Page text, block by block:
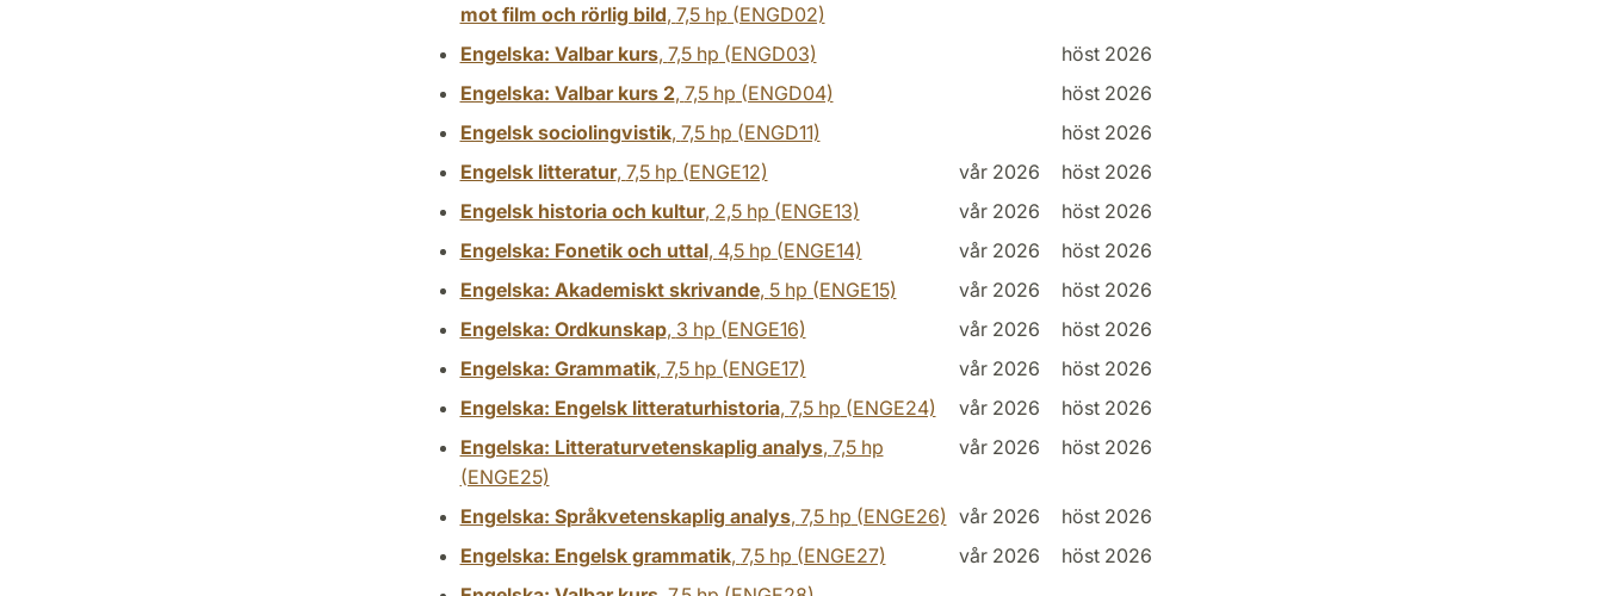
mot film och rörlig bild, 7,5 hp (ENGD02)
Engelska: Valbar kurs, 7,5 hp (ENGD03)
höst 2026
Engelska: Valbar kurs 2, 7,5 hp (ENGD04)
höst 2026
Engelsk sociolingvistik, 7,5 hp (ENGD11)
höst 2026
Engelsk litteratur, 7,5 hp (ENGE12) vår 2026
höst 2026
Engelsk historia och kultur, 2,5 hp (ENGE13) vår 2026
höst 2026
Engelska: Fonetik och uttal, 4,5 hp (ENGE14) vår 2026
höst 2026
Engelska: Akademiskt skrivande, 5 hp (ENGE15) vår 2026
höst 2026
Engelska: Ordkunskap, 3 hp (ENGE16) vår 2026
höst 2026
Engelska: Grammatik, 7,5 hp (ENGE17) vår 2026
höst 2026
Engelska: Engelsk litteraturhistoria, 7,5 hp (ENGE24) vår 2026
höst 2026
Engelska: Litteraturvetenskaplig analys, 7,5 hp
(ENGE25)
vår 2026 höst 2026
Engelska: Språkvetenskaplig analys, 7,5 hp (ENGE26) vår 2026
höst 2026
Engelska: Engelsk grammatik, 7,5 hp (ENGE27) vår 2026
höst 2026